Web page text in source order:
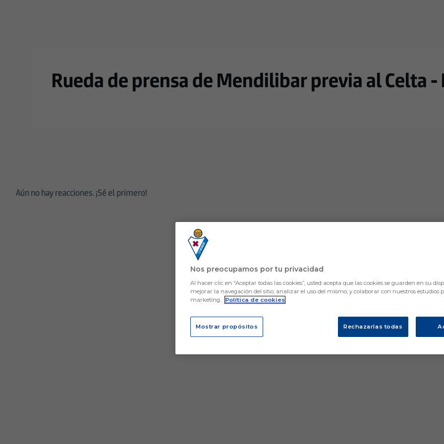
Rueda de prensa de Mendilibar previa al Celta
Aún no hay reacciones. ¡Sé el primero!
Nos preocupamos por tu privacidad
Al hacer clic en “Aceptar todas las cookies”, usted acepta que las cookies se guarden en su
mejorar la navegación del sitio, analizar el uso del mismo, y colaborar con nuestros estudios
marketing.
Política de cookies
Mostrar propósitos Rechazarlas todas